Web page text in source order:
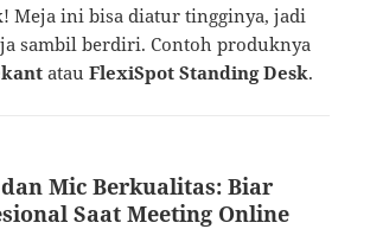
! Meja ini bisa diatur tingginya, jadi
sambil berdiri. Contoh produknya
atauFlexiSpot Standing Desk.
Mic Berkualitas: Biar
Saat Meeting Online